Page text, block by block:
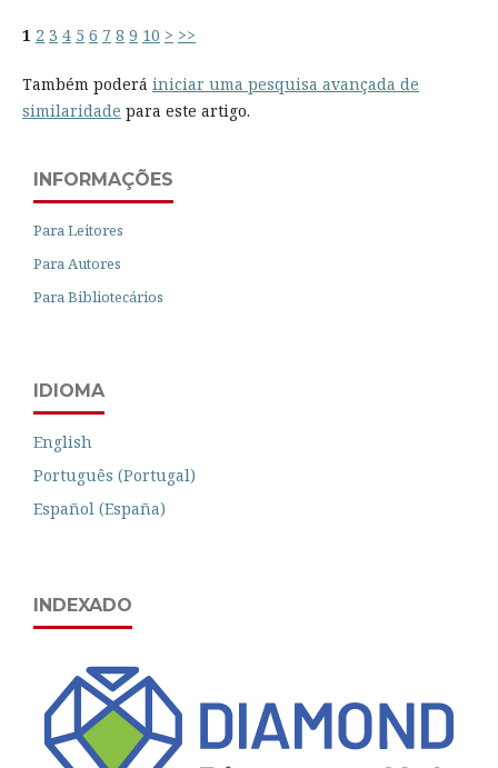
1 2 3 4 5 6 7 8 9 10 > >>
Também poderá iniciar uma pesquisa avançada de
similaridade para este artigo.
INFORMAÇÕES
Para Leitores
Para Autores
Para Bibliotecários
IDIOMA
English
Português (Portugal)
Español (España)
INDEXADO